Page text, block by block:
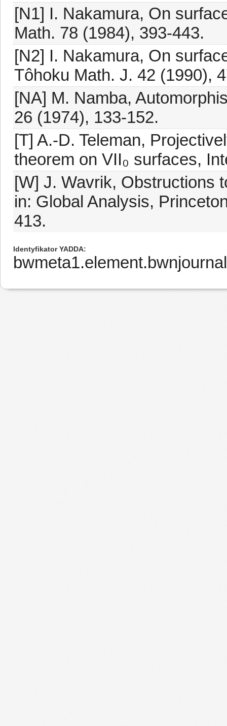
[N1] I. Nakamura, On
Math. 78 (1984), 393-443.
[N2] I. Nakamura, On
Tôhoku Math. J. 42 (1990),
[NA] M. Namba,
26 (1974), 133-152.
[T] A.-D. Teleman,
theorem on VII₀ surfaces,
[W] J. Wavrik, Obstructions
in: Global Analysis,
413.
Identyfikator YADDA